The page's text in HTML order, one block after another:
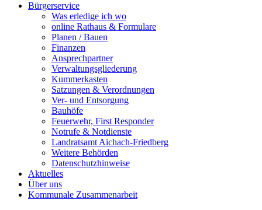
Bürgerservice
Was erledige ich wo
online Rathaus & Formulare
Planen / Bauen
Finanzen
Ansprechpartner
Verwaltungsgliederung
Kummerkasten
Satzungen & Verordnungen
Ver- und Entsorgung
Bauhöfe
Feuerwehr, First Responder
Notrufe & Notdienste
Landratsamt Aichach-Friedberg
Weitere Behörden
Datenschutzhinweise
Aktuelles
Über uns
Kommunale Zusammenarbeit